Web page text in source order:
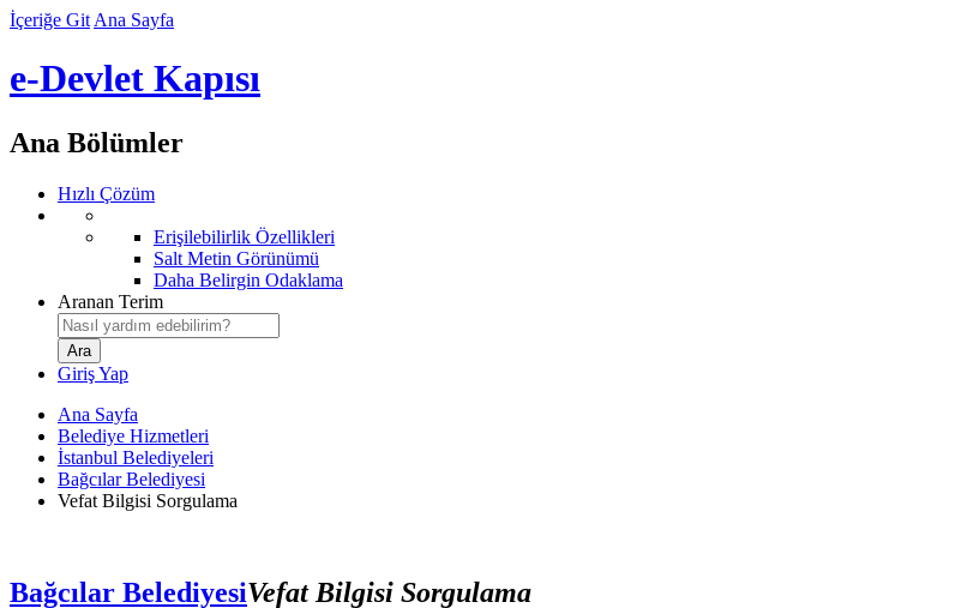
İçeriğe Git Ana Sayfa
e-Devlet Kapısı
Ana Bölümler
Hızlı Çözüm
Erişilebilirlik Özellikleri
Salt Metin Görünümü
Daha Belirgin Odaklama
Aranan Terim
Giriş Yap
Ana Sayfa
Belediye Hizmetleri
İstanbul Belediyeleri
Bağcılar Belediyesi
Vefat Bilgisi Sorgulama
Bağcılar BelediyesiVefat Bilgisi Sorgulama